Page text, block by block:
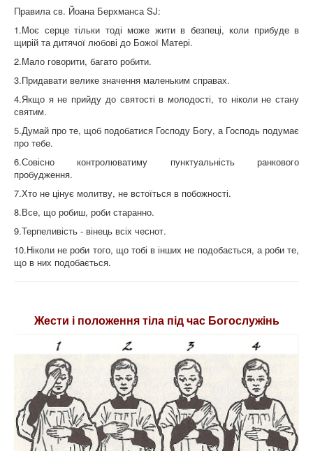
Правила св. Йоана Берхманса SJ:
1.Моє серце тільки тоді може жити в безпеці, коли прибуде в
щирій та дитячої любові до Божої Матері.
2.Мало говорити, багато робити.
3.Придавати велике значення маленьким справах.
4.Якщо я не прийду до святості в молодості, то ніколи не стану
святим.
5.Думай про те, щоб подобатися Господу Богу, а Господь подумає
про тебе.
6.Совісно контролюватиму пунктуальність ранкового
пробудження.
7.Хто не цінує молитву, не встоїться в побожності.
8.Все, що робиш, роби старанно.
9.Терпеливість - вінець всіх чеснот.
10.Ніколи не роби того, що тобі в інших не подобається, а роби те,
що в них подобається.
Жести і положення тіла під час Богослужінь